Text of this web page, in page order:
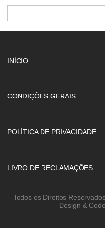
INÍCIO
CONDIÇÕES GERAIS
POLÍTICA DE PRIVACIDADE
LIVRO DE RECLAMAÇÕES
Todos os Direitos
Design &